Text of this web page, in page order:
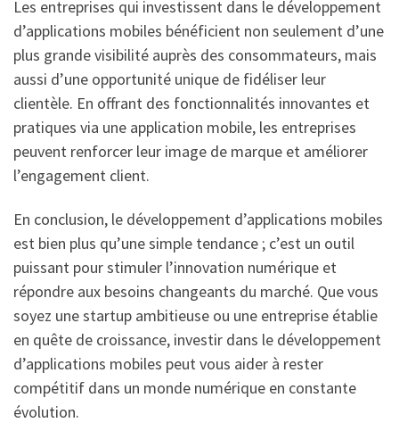
Les entreprises qui investissent dans le développement
d’applications mobiles bénéficient non seulement d’une
plus grande visibilité auprès des consommateurs, mais
aussi d’une opportunité unique de fidéliser leur
clientèle. En offrant des fonctionnalités innovantes et
pratiques via une application mobile, les entreprises
peuvent renforcer leur image de marque et améliorer
l’engagement client.
En conclusion, le développement d’applications mobiles
est bien plus qu’une simple tendance ; c’est un outil
puissant pour stimuler l’innovation numérique et
répondre aux besoins changeants du marché. Que vous
soyez une startup ambitieuse ou une entreprise établie
en quête de croissance, investir dans le développement
d’applications mobiles peut vous aider à rester
compétitif dans un monde numérique en constante
évolution.